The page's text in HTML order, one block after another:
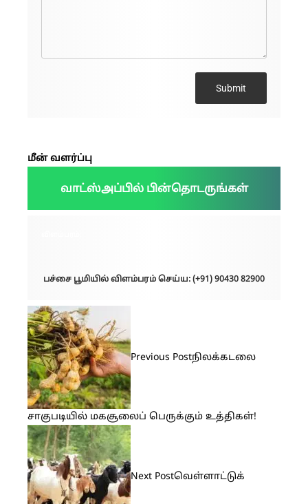
Submit
மீன் வளர்ப்பு
வாட்ஸ்அப்பில் பின்தொடருங்கள்
பச்சை பூமியில் விளம்பரம் செய்ய: (+91) 90430 82900
Previous Postநிலக்கடலை
சாகுபடியில் மகசூலைப் பெருக்கும் உத்திகள்!
Next Postவெள்ளாட்டுக்